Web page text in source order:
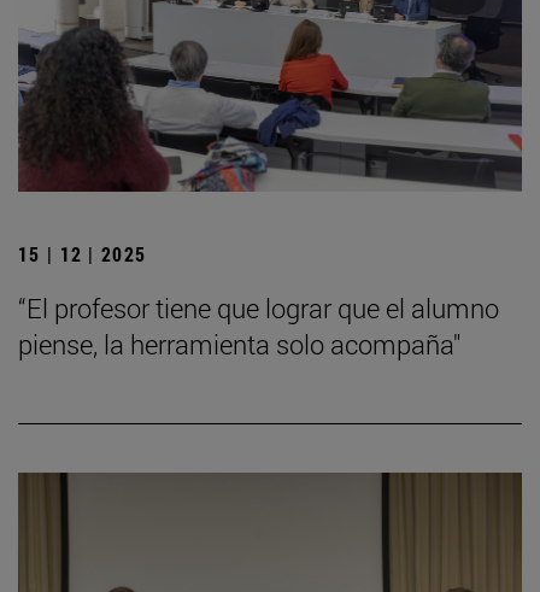
15 | 12 | 2025
“El profesor tiene que lograr que el alumno
piense, la herramienta solo acompaña"